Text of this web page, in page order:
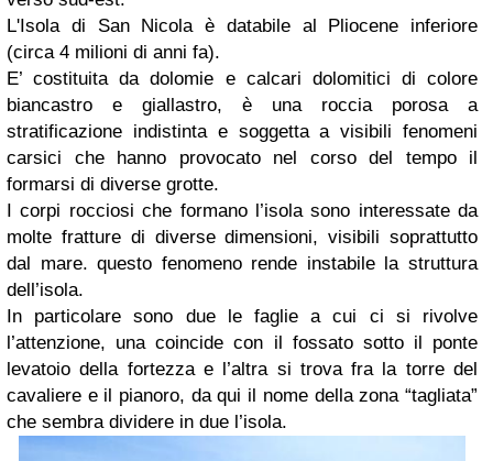
L'Isola di San Nicola è databile al Pliocene inferiore
(circa 4 milioni di anni fa).
E’ costituita da dolomie e calcari dolomitici di colore
biancastro e giallastro, è una roccia porosa a
stratificazione indistinta e soggetta a visibili fenomeni
carsici che hanno provocato nel corso del tempo il
formarsi di diverse grotte.
I corpi rocciosi che formano l’isola sono interessate da
molte fratture di diverse dimensioni, visibili soprattutto
dal mare. questo fenomeno rende instabile la struttura
dell’isola.
In particolare sono due le faglie a cui ci si rivolve
l’attenzione, una coincide con il fossato sotto il ponte
levatoio della fortezza e l’altra si trova fra la torre del
cavaliere e il pianoro, da qui il nome della zona “tagliata”
che sembra dividere in due l’isola.